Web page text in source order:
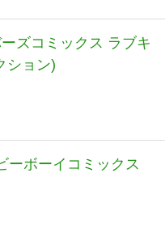
ズコミックス ラブキ
ション)
ーボーイコミックス